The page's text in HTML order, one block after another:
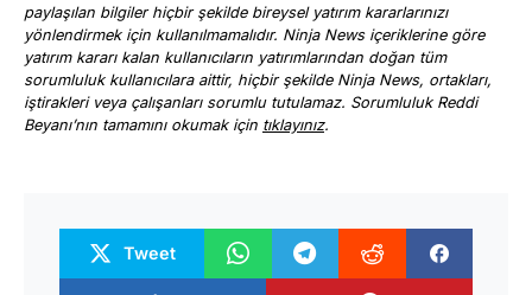
paylaşılan bilgiler hiçbir şekilde bireysel yatırım kararlarınızı
yönlendirmek için kullanılmamalıdır. Ninja News içeriklerine göre
yatırım kararı kalan kullanıcıların yatırımlarından doğan tüm
sorumluluk kullanıcılara aittir, hiçbir şekilde Ninja News, ortakları,
iştirakleri veya çalışanları sorumlu tutulamaz. Sorumluluk Reddi
Beyanı’nın tamamını okumak için tıklayınız.
Tweet